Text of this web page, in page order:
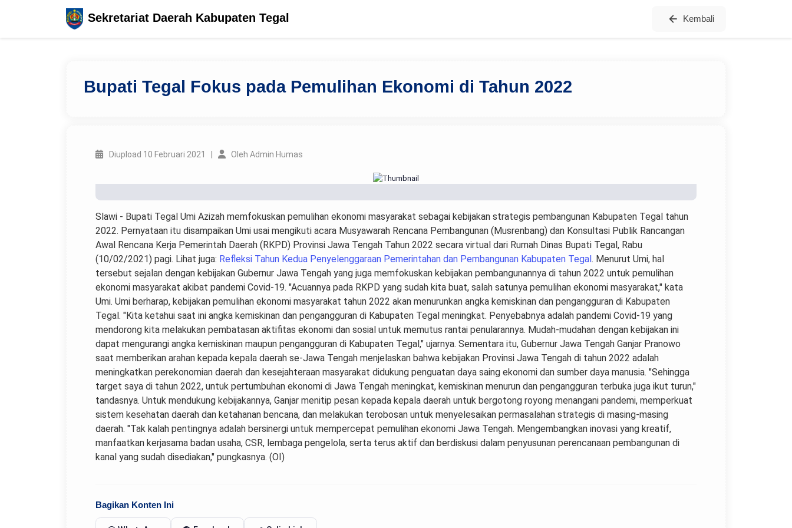
Sekretariat Daerah Kabupaten Tegal Kembali
Bupati Tegal Fokus pada Pemulihan Ekonomi di Tahun 2022
Diupload 10 Februari 2021 | Oleh Admin Humas
Slawi - Bupati Tegal Umi Azizah memfokuskan pemulihan ekonomi masyarakat sebagai kebijakan strategis pembangunan Kabupaten Tegal tahun
2022. Pernyataan itu disampaikan Umi usai mengikuti acara Musyawarah Rencana Pembangunan (Musrenbang) dan Konsultasi Publik Rancangan
Awal Rencana Kerja Pemerintah Daerah (RKPD) Provinsi Jawa Tengah Tahun 2022 secara virtual dari Rumah Dinas Bupati Tegal, Rabu
(10/02/2021) pagi. Lihat juga: Refleksi Tahun Kedua Penyelenggaraan Pemerintahan dan Pembangunan Kabupaten Tegal . Menurut Umi, hal
tersebut sejalan dengan kebijakan Gubernur Jawa Tengah yang juga memfokuskan kebijakan pembangunannya di tahun 2022 untuk pemulihan
ekonomi masyarakat akibat pandemi Covid-19. "Acuannya pada RKPD yang sudah kita buat, salah satunya pemulihan ekonomi masyarakat," kata
Umi. Umi berharap, kebijakan pemulihan ekonomi masyarakat tahun 2022 akan menurunkan angka kemiskinan dan pengangguran di Kabupaten
Tegal. "Kita ketahui saat ini angka kemiskinan dan pengangguran di Kabupaten Tegal meningkat. Penyebabnya adalah pandemi Covid-19 yang
mendorong kita melakukan pembatasan aktifitas ekonomi dan sosial untuk memutus rantai penularannya. Mudah-mudahan dengan kebijakan ini
dapat mengurangi angka kemiskinan maupun pengangguran di Kabupaten Tegal," ujarnya. Sementara itu, Gubernur Jawa Tengah Ganjar Pranowo
saat memberikan arahan kepada kepala daerah se-Jawa Tengah menjelaskan bahwa kebijakan Provinsi Jawa Tengah di tahun 2022 adalah
meningkatkan perekonomian daerah dan kesejahteraan masyarakat didukung penguatan daya saing ekonomi dan sumber daya manusia. "Sehingga
target saya di tahun 2022, untuk pertumbuhan ekonomi di Jawa Tengah meningkat, kemiskinan menurun dan pengangguran terbuka juga ikut turun,"
tandasnya. Untuk mendukung kebijakannya, Ganjar menitip pesan kepada kepala daerah untuk bergotong royong menangani pandemi, memperkuat
sistem kesehatan daerah dan ketahanan bencana, dan melakukan terobosan untuk menyelesaikan permasalahan strategis di masing-masing
daerah. "Tak kalah pentingnya adalah bersinergi untuk mempercepat pemulihan ekonomi Jawa Tengah. Mengembangkan inovasi yang kreatif,
manfaatkan kerjasama badan usaha, CSR, lembaga pengelola, serta terus aktif dan berdiskusi dalam penyusunan perencanaan pembangunan di
kanal yang sudah disediakan," pungkasnya. (OI)
Bagikan Konten Ini